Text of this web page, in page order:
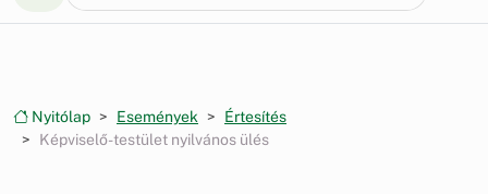
Nyitólap Események
Értesítés
Képviselő-testület nyilvános ülés